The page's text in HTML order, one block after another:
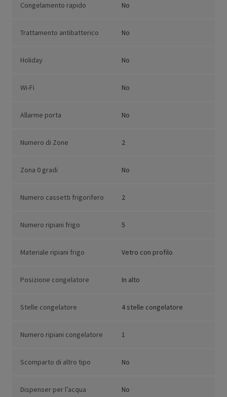
Congelamento rapido No
Trattamento antibatterico No
Holiday No
Wi-Fi No
Allarme porta No
Numero di Zone 2
Zona 0 gradi No
Numero cassetti frigorifero 2
Numero ripiani frigo 5
Materiale ripiani frigo Vetro con profilo
Posizione congelatore In alto
Stelle congelatore 4 stelle congelatore
Numero ripiani congelatore 1
Scomparto di altro tipo No
Dispenser per l’acqua No